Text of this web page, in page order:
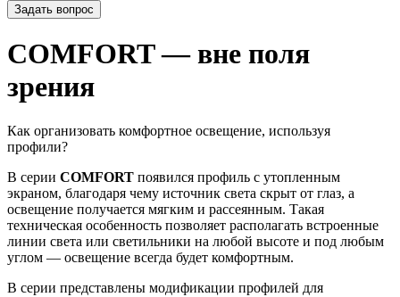
Задать вопрос
COMFORT — вне поля
зрения
Как организовать комфортное освещение, используя
профили?
В серии COMFORT появился профиль с утопленным
экраном, благодаря чему источник света скрыт от глаз, а
освещение получается мягким и рассеянным. Такая
техническая особенность позволяет располагать встроенные
линии света или светильники на любой высоте и под любым
углом — освещение всегда будет комфортным.
В серии представлены модификации профилей для